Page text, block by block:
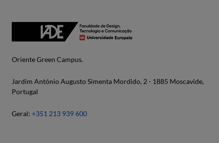
Oriente Green Campus.
Jardim António Augusto Simenta Mordido, 2 - 1885 Moscavide,
Portugal
Geral: +351 213 939 600